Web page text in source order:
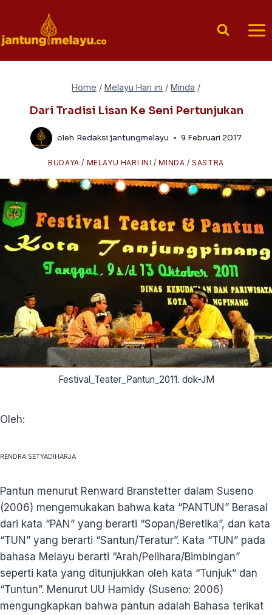
content
Home / Melayu Hari ini / Minda /
Dari Tradisi Lisan Ke Seni Pertunjukan
oleh Redaksi jantungmelayu 9 Februari 2017
BUDAYA / MELAYU HARI INI /MINDA /SASTRA
Festival_Teater_Pantun_2011. dok-JM
Oleh:
RENDRA SETYADIHARJA
Pantun menurut Renward Branstetter dalam Suseno
(2006) mengemukakan bahwa kata “PANTUN” Berasal
dari kata “PAN” yang berarti “Sopan/Beretika”, dan kata
“TUN” yang berarti “Santun/Teratur”. Kata “TUN” pada
bahasa Melayu berarti “Arah/Pelihara/Bimbingan”
seperti kata yang ditunjukkan oleh kata “Tunjuk” dan
“Tuntun”. Menurut UU Hamidy (Suseno: 2006)
mengungkapkan bahwa pantun adalah Bahasa terikat